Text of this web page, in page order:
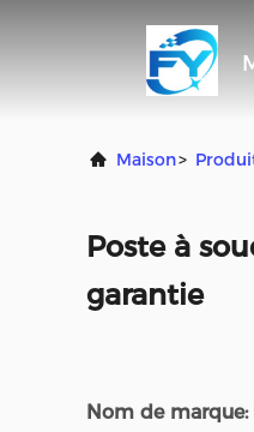
Maison>
Poste à
garantie
Nom de marque: